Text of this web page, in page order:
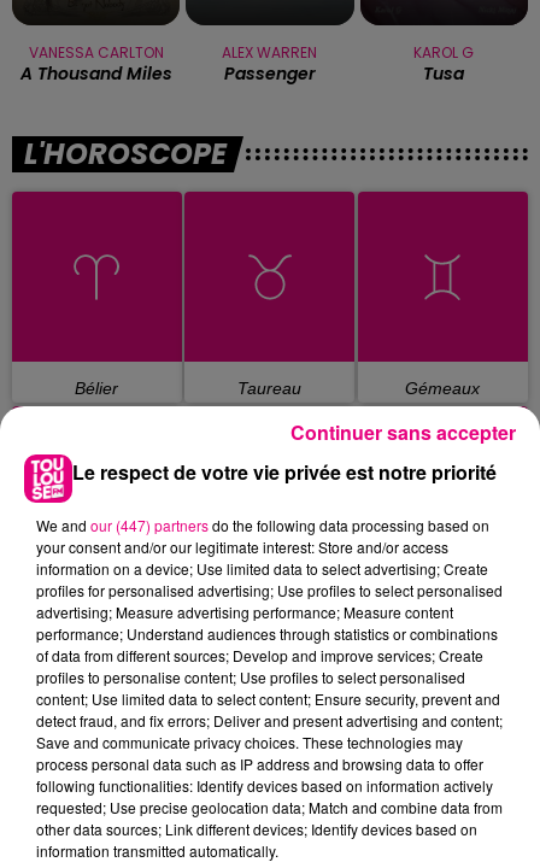
VANESSA CARLTON
A Thousand Miles
ALEX WARREN
Passenger
KAROL G
Tusa
L'HOROSCOPE
Bélier Taureau Gémeaux
Cancer Lion Vierge
Balance Scorpion Sagittaire
Le respect de votre vie privée est notre priorité
We and our (447) partnersdo the following data processing based on
your consent and/or our legitimate interest: Store and/or access
information on a device; Use limited data to select advertising; Create
profiles for personalised advertising; Use profiles to select personalised
advertising; Measure advertising performance; Measure content
performance; Understand audiences through statistics or combinations
of data from different sources; Develop and improve services; Create
profiles to personalise content; Use profiles to select personalised
content; Use limited data to select content; Ensure security, prevent and
detect fraud, and fix errors; Deliver and present advertising and content;
Save and communicate privacy choices. These technologies may
process personal data such as IP address and browsing data to offer
following functionalities: Identify devices based on information actively
requested; Use precise geolocation data; Match and combine data from
other data sources; Link different devices; Identify devices based on
information transmitted automatically.
Continuer sans accepter